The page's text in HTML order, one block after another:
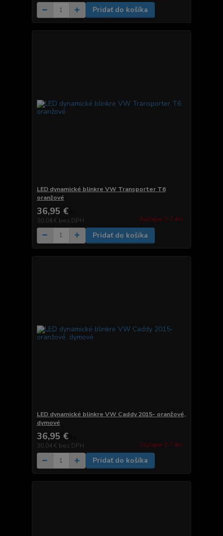
Pridať do košíka
LED dynamické blinkre VW Transporter T6
oranžové
36,95 €
30,04 € bez DPH Zvyčajne 2-7 dni.
Pridať do košíka
LED dynamické blinkre VW Caddy 2015- oranžové,
dymové
36,95 €
30,04 € bez DPH Zvyčajne 2-7 dni.
Pridať do košíka